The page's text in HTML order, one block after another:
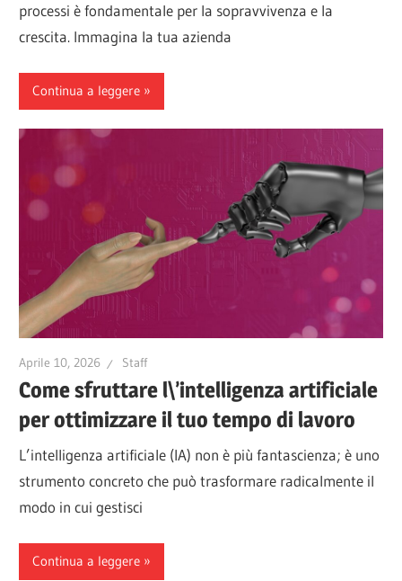
processi è fondamentale per la sopravvivenza e la
crescita. Immagina la tua azienda
Continua a leggere
Aprile 10, 2026 Staff
Come sfruttare l\’intelligenza artificiale
per ottimizzare il tuo tempo di lavoro
L’intelligenza artificiale (IA) non è più fantascienza; è uno
strumento concreto che può trasformare radicalmente il
modo in cui gestisci
Continua a leggere